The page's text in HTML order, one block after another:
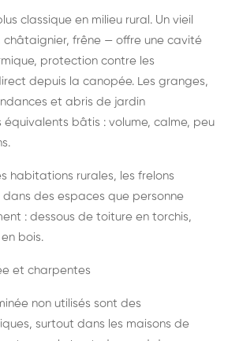
classique en milieu rural. Un vieil
châtaignier, frêne — offre une cavité
protection contre les
depuis la canopée. Les granges,
et abris de jardin
bâtis : volume, calme, peu
habitations rurales, les frelons
dans des espaces que personne
: dessous de toiture en torchis,
bois.
et charpentes
non utilisés sont des
surtout dans les maisons de